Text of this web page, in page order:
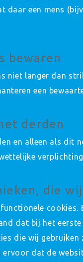
een mens
bewaren
niet langer dan
een
derden
en alleen als dit
die
cookies.
dat bij het
die wij
ervoor dat de